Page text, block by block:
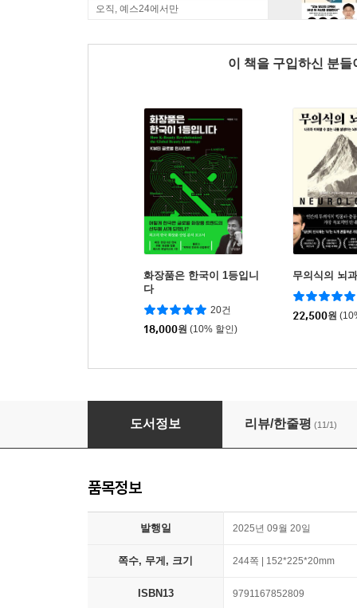
오직, 예스24에서만
이 책을 구입하신 분
화장품은 한국이 1등입니
다
20건
18,000원 (10% 할인)
무의식의 뇌
22,500원
스타트업을 위한 나의 첫 세무 수업
도서정보 리뷰/한줄평 (11/1)
품목정보
발행일 2025년 09월 20일
쪽수, 무게, 크기 244쪽 | 152*225*20mm
ISBN13 9791167852809